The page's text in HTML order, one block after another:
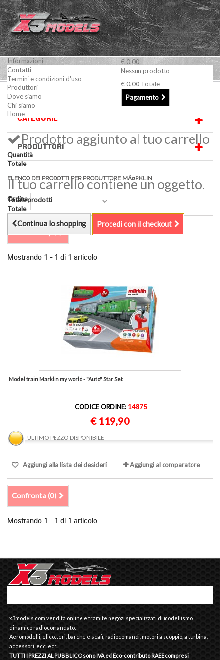
Informazioni
Contatti
Termini e condizioni d'uso
Produttori
Dove siamo
Chi siamo
Home
€ 0,00
Nessun prodotto
€ 0,00 Totale
Pagamento
Prodotto aggiunto al tuo carrello
Quantità
Totale
Il tuo carrello contiene un oggetto.
Totale prodotti
Totale
Continua lo shopping Procedi con il checkout
CATEGORIE
PRODUTTORI
ELENCO DEI PRODOTTI PER PRODUTTORE MÃ¤RKLIN
Ordina
Mostrando 1 - 1 di 1 articolo
Model train Marklin my world - "Auto" Star Set
CODICE ORDINE: 14875
€ 119,90
ULTIMO PEZZO DISPONIBILE
Aggiungi alla lista dei desideri Aggiungi al comparatore
Confronta (0)
Mostrando 1 - 1 di 1 articolo
x3models.com vendita online e tramite negozi specializzati di modellismo
dinamico radiocomandato.
Aeromodelli, elicotteri, barche e scafi, radiocomandi, motori a scoppio, a turbina,
accessori, ecc. ecc.
TUTTI I PREZZI AL PUBBLICO sono IVA ed Eco-contributo RAEE compresi